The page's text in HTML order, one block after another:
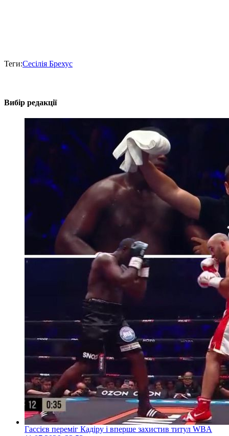
Теги:Сесілія Брехус
Вибір редакції
Гассієв переміг Кадіру і вперше захистив титул WBA